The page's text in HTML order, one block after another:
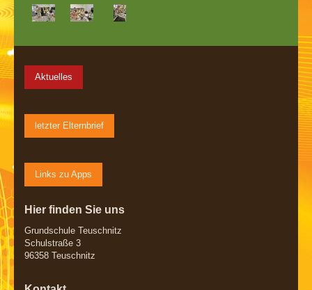
Aktuelles
letzter Elternbrief
Links zu Apps
Hier finden Sie uns
Grundschule Teuschnitz
Schulstraße 3
96358 Teuschnitz